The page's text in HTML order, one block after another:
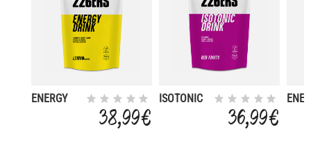
ENERGY
38,99 €
ISOTONIC
36,99 €